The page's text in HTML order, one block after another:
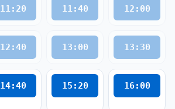
11:20 11:40 12:00
12:40 13:00 13:30
14:40 15:20 16:00